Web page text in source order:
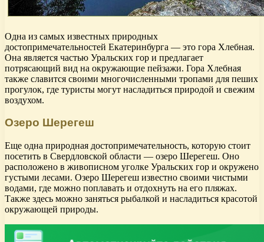
Одна из самых известных природных
достопримечательностей Екатеринбурга — это гора Хлебная.
Она является частью Уральских гор и предлагает
потрясающий вид на окружающие пейзажи. Гора Хлебная
также славится своими многочисленными тропами для пеших
прогулок, где туристы могут насладиться природой и свежим
воздухом.
Озеро Шерегеш
Еще одна природная достопримечательность, которую стоит
посетить в Свердловской области — озеро Шерегеш. Оно
расположено в живописном уголке Уральских гор и окружено
густыми лесами. Озеро Шерегеш известно своими чистыми
водами, где можно поплавать и отдохнуть на его пляжах.
Также здесь можно заняться рыбалкой и насладиться красотой
окружающей природы.